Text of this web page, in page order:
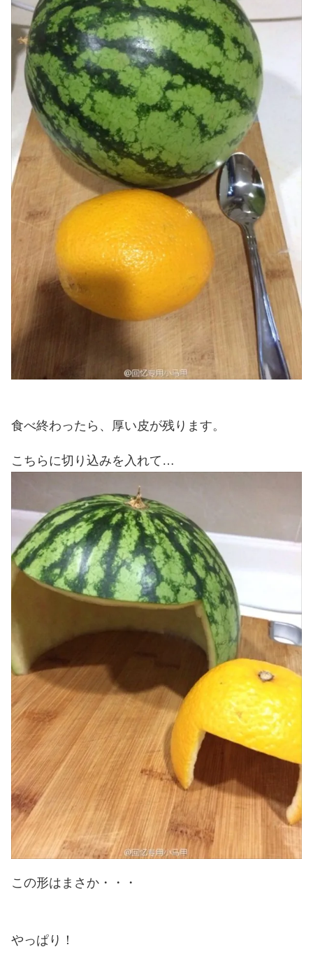
食べ終わったら、厚い皮が残ります。
こちらに切り込みを入れて…
この形はまさか・・・
やっぱり！